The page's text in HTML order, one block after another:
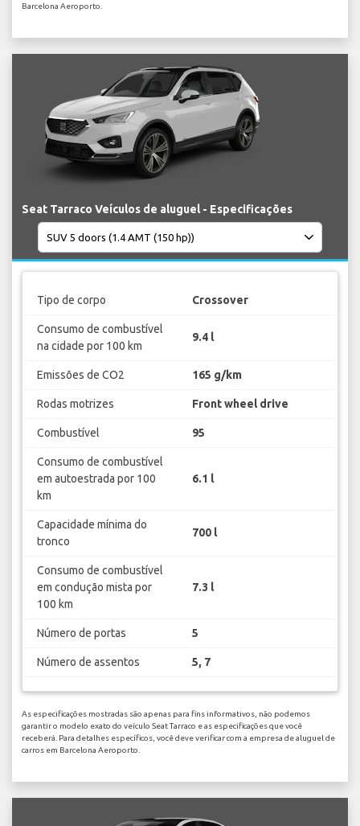
Barcelona Aeroporto.
Seat Tarraco Veículos de aluguel - Especificações
Tipo de corpo Crossover
Consumo de combustível
na cidade por 100 km
9.4 l
Emissões de CO2 165 g/km
Rodas motrizes Front wheel drive
Combustível 95
Consumo de combustível
em autoestrada por 100
km
6.1 l
Capacidade mínima do
tronco
700 l
Consumo de combustível
em condução mista por
100 km
7.3 l
Número de portas 5
Número de assentos 5, 7
As especificações mostradas são apenas para fins informativos, não podemos
garantir o modelo exato do veículo Seat Tarraco e as especificações que você
receberá. Para detalhes específicos, você deve verificar com a empresa de aluguel de
carros em Barcelona Aeroporto.